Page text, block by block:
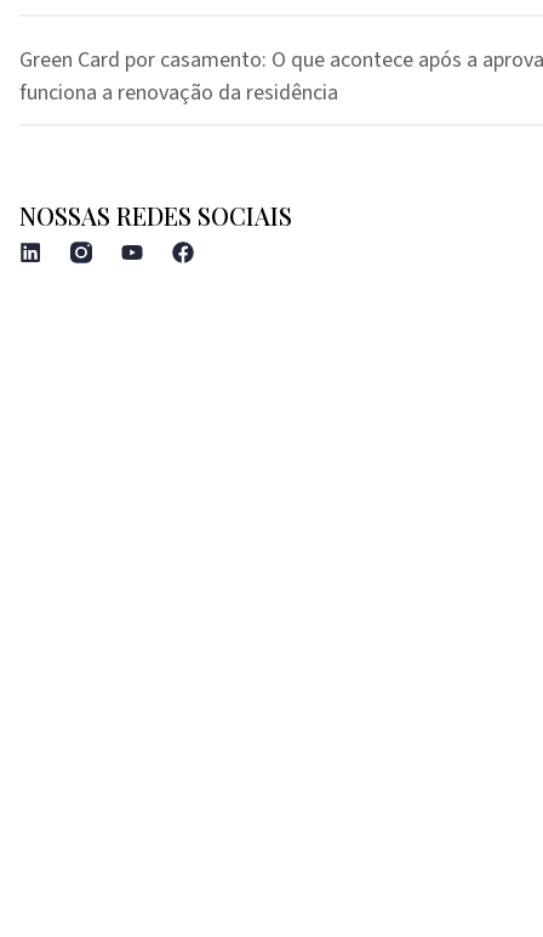
Green Card por casamento: O que acontece após a
funciona a renovação da residência
NOSSAS REDES SOCIAIS